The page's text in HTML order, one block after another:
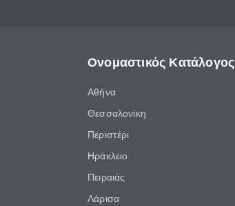
Ονομαστικός Κατάλογος
Αθήνα
Θεσσαλονίκη
Περιστέρι
Ηράκλειο
Πειραιάς
Λάρισα